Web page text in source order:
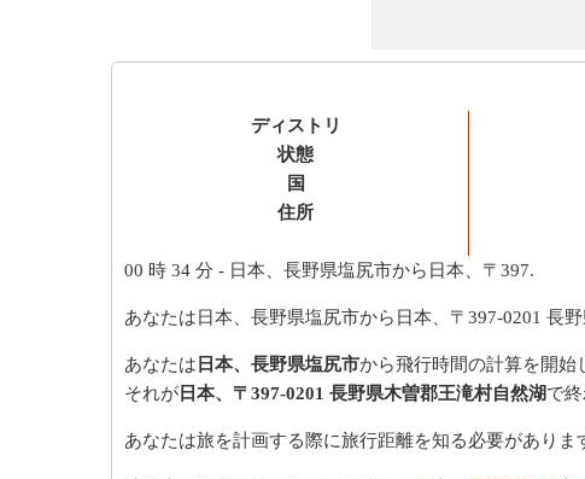
ディストリ
状態
国
住所
00 時 34 分 - 日本、長野県塩尻市から日本、〒397.
あなたは日本、長野県塩尻市から日本、〒397-0201 長
あなたは 日本、長野県塩尻市から飛行時間の計算を開始
それが 日本、〒397-0201 長野県木曽郡王滝村自然湖で終
あなたは旅を計画する際に旅行距離を知る必要がありま